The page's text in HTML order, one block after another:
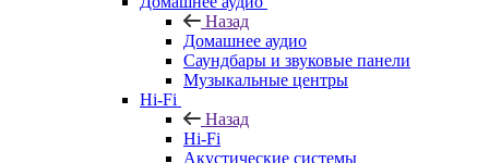
Назад
Домашнее аудио
Саундбары и звуковые панели
Музыкальные центры
Hi-Fi
Назад
Hi-Fi
Акустические системы